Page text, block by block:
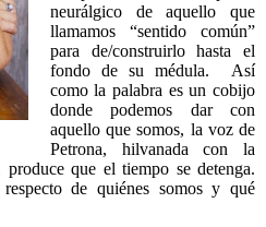
neurálgico de aquello que
llamamos “sentido común”
para de/construirlo hasta el
fondo de su médula. Así
como la palabra es un cobijo
donde podemos dar con
aquello que somos, la voz de
Petrona, hilvanada con la
produce que el tiempo se detenga.
de quiénes somos y qué